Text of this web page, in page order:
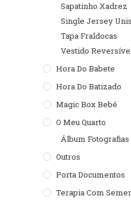
Sapatinho Xadrez
Single Jersey
Tapa Fraldocas
Vestido
Hora Do Babete
Hora Do Batizado
Magic Box Bebé
O Meu Quarto
Álbum Fotografias
Outros
Porta Documentos
Terapia Com